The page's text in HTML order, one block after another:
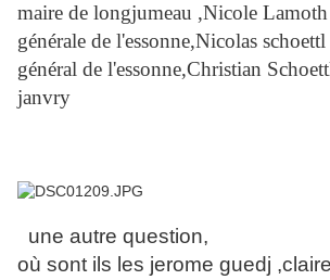
maire de longjumeau ,Nicole
générale de l'essonne,Nicolas
général de l'essonne,Christian
janvry
une autre question,
où sont ils les jerome guedj